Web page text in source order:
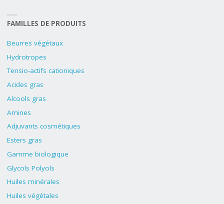
FAMILLES DE PRODUITS
Beurres végétaux
Hydrotropes
Tensio-actifs cationiques
Acides gras
Alcools gras
Amines
Adjuvants cosmétiques
Esters gras
Gamme biologique
Glycols Polyols
Huiles minérales
Huiles végétales